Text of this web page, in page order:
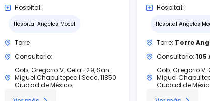
Hospital:
Hospital Angeles Mocel
Torre:
Consultorio:
Gob. Gregorio V. Gelati 29, San
Miguel Chapultepec I Secc, 11850
Ciudad de México.
Hospital:
Hospital Angeles
Torre: Torre
Consultorio: 105
Gob. Gregorio V.
Miguel
Ciudad de